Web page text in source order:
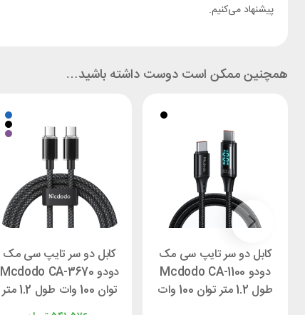
پیشنهاد می‌کنیم.
همچنین ممکن است دوست داشته باشید…
کابل دو سر تایپ سی مک
دودو Mcdodo CA-1100
طول 1.2 متر توان 100 وات
کابل دو سر تایپ سی مک
دودو Mcdodo CA-3670
توان 100 وات طول 1.2 متر